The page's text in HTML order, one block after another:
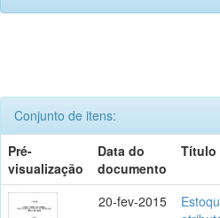
Conjunto de itens:
Pré-
visualização
Data do
documento
Título
20-fev-2015